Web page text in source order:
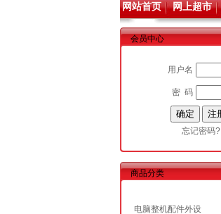
网站首页 网上超市
会员中心
用户名
密 码
忘记密码?
商品分类
电脑整机配件外设